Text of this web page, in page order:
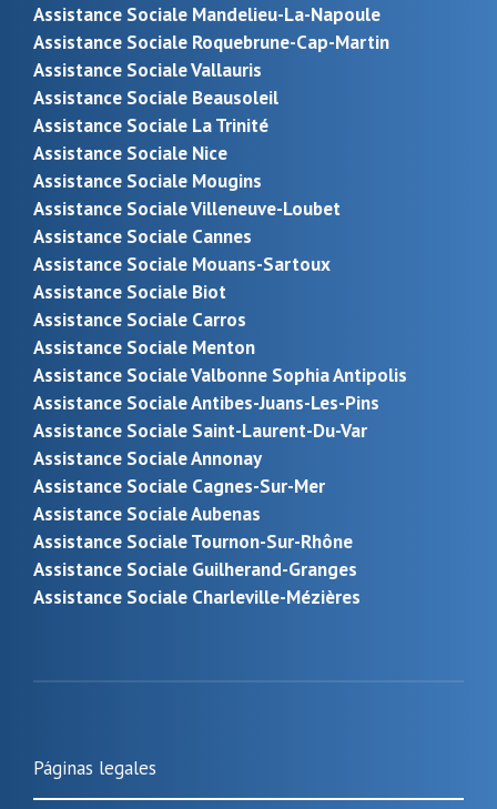
Assistance Sociale Mandelieu-La-Napoule
Assistance Sociale Roquebrune-Cap-Martin
Assistance Sociale Vallauris
Assistance Sociale Beausoleil
Assistance Sociale La Trinité
Assistance Sociale Nice
Assistance Sociale Mougins
Assistance Sociale Villeneuve-Loubet
Assistance Sociale Cannes
Assistance Sociale Mouans-Sartoux
Assistance Sociale Biot
Assistance Sociale Carros
Assistance Sociale Menton
Assistance Sociale Valbonne Sophia Antipolis
Assistance Sociale Antibes-Juans-Les-Pins
Assistance Sociale Saint-Laurent-Du-Var
Assistance Sociale Annonay
Assistance Sociale Cagnes-Sur-Mer
Assistance Sociale Aubenas
Assistance Sociale Tournon-Sur-Rhône
Assistance Sociale Guilherand-Granges
Assistance Sociale Charleville-Mézières
Páginas legales